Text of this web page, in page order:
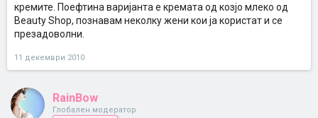
интересира ако не па пробајте па ќе делиме искуство
кремите. Поефтина варијанта е кремата од козјо млеко од
Beauty Shop, познавам неколку жени кои ја користат и се
презадоволни.
11 декември 2010
RainBow
Глобален модератор